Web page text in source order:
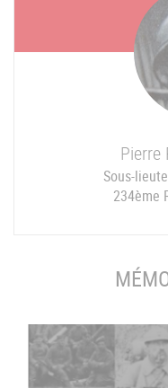
Pierre
Sous-
234ème